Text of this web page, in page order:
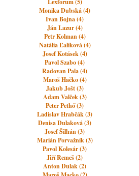
Lexforum (5)
Monika Dubská (4)
Ivan Bojna (4)
Ján Lazur (4)
Petr Kolman (4)
Natália Ľalíková (4)
Josef Kotásek (4)
Pavol Szabo (4)
Radovan Pala (4)
Maroš Hačko (4)
Jakub Jošt (3)
Adam Valček (3)
Peter Pethő (3)
Ladislav Hrabčák (3)
Denisa Dulaková (3)
Josef Šilhán (3)
Marián Porvažník (3)
Pavol Kolesár (3)
Jiří Remeš (2)
Anton Dulak (2)